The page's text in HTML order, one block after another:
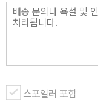
스포일러 포함